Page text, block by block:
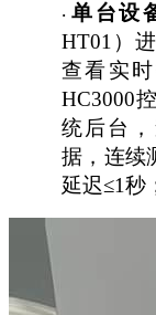
·单台设
HT01）
查看实
HC3000
统后台
据，连续
延迟≤1秒